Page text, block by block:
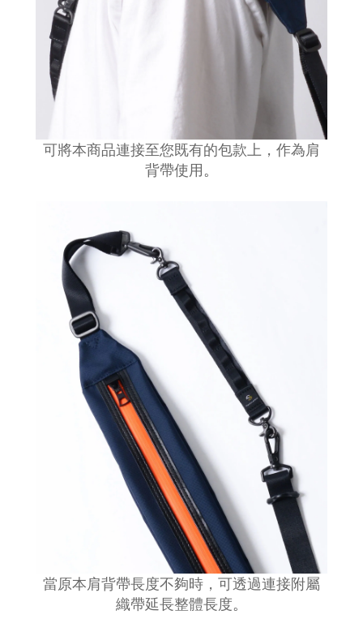
可將本商品連接至您既有的包款上，作為肩
背帶使用 。
當原本肩背帶長度不夠時，可透過連接附屬
織帶延長整體長度。